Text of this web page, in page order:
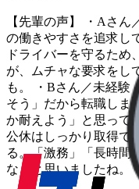
【先輩の声】 ・Aさ
の働きやすさを追求し
ドライバーを守るため
が、ムチャな要求をし
も。 ・Bさん／未経験
そう」だから転職しま
か耐えよう」と思って
公休はしっかり取得で
る。「激務」「長時間
な、と思いましたね。